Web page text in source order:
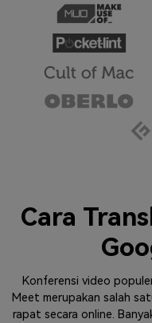
Cara
Konferensi video
Meet merupakan salah
rapat secara online.